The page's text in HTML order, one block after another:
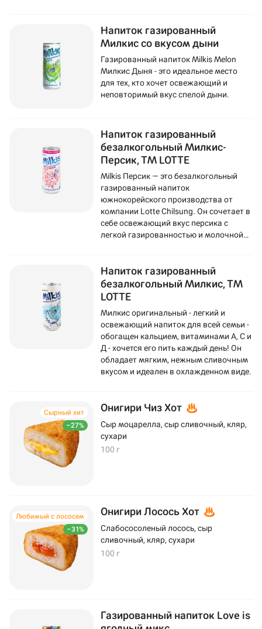
Напиток газированный
Милкис со вкусом дыни
Газированный напиток Milkis Melon
Милкис Дыня - это идеальное место
для тех, кто хочет освежающий и
неповторимый вкус спелой дыни.
Напиток газированный
безалкогольный Милкис-
Персик, ТМ LOTTE
Milkis Персик — это безалкогольный
газированный напиток
южнокорейского производства от
компании Lotte Chilsung. Он сочетает в
себе освежающий вкус персика с
легкой газированностью и молочной
Напиток газированный
безалкогольный Милкис, ТМ
LOTTE
Милкис оригинальный - легкий и
освежающий напиток для всей семьи -
обогащен кальцием, витаминами А, С и
Д - хочется его пить каждый день! Он
обладает мягким, нежным сливочным
вкусом и идеален в охлажденном виде.
–27%
Сырный хит Онигири Чиз Хот
Сыр моцарелла, сыр сливочный, кляр,
сухари
100 г
–31%
Любимый с лососем Онигири Лосось Хот
Слабососоленый лосось, сыр
сливочный, кляр, сухари
100 г
Газированный напиток Love is